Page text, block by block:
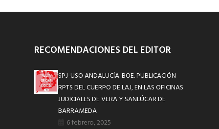
RECOMENDACIONES DEL EDITOR
SPJ-USO ANDALUCÍA. BOE. PUBLICACIÓN
RPTS DEL CUERPO DE LAJ, EN LAS OFICINAS
JUDICIALES DE VERA Y SANLÚCAR DE
BARRAMEDA
6 febrero, 2025